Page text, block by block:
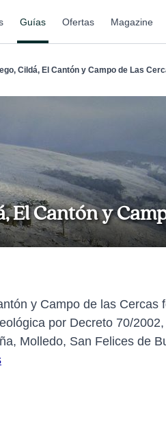
Guías Ofertas Magazine
Cildá, El Cantón y Campo de Las
El Cantón y
y Campo de las
por Decreto 70/
Molledo, San Felices de